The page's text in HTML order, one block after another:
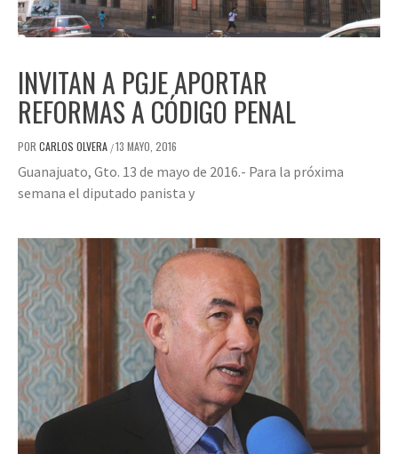
INVITAN A PGJE APORTAR
REFORMAS A CÓDIGO PENAL
POR CARLOS OLVERA /13 MAYO, 2016
Guanajuato, Gto. 13 de mayo de 2016.- Para la próxima
semana el diputado panista y